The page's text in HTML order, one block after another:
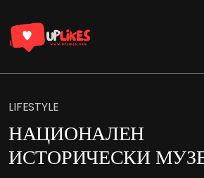
LIFESTYLE
НАЦИОНАЛЕН
ИСТОРИЧЕСКИ